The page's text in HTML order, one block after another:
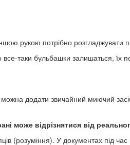
рукою потрібно розгладжувати
таки бульбашки залишаться, їх
додати звичайний миючий
може відрізнятися від
(розуміння). У документах під